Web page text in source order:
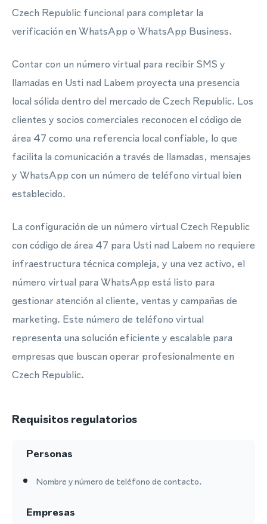
Czech Republic funcional para completar la
verificación en WhatsApp o WhatsApp Business.
Contar con un número virtual para recibir SMS y
llamadas en Usti nad Labem proyecta una presencia
local sólida dentro del mercado de Czech Republic. Los
clientes y socios comerciales reconocen el código de
área 47 como una referencia local confiable, lo que
facilita la comunicación a través de llamadas, mensajes
y WhatsApp con un número de teléfono virtual bien
establecido.
La configuración de un número virtual Czech Republic
con código de área 47 para Usti nad Labem no requiere
infraestructura técnica compleja, y una vez activo, el
número virtual para WhatsApp está listo para
gestionar atención al cliente, ventas y campañas de
marketing. Este número de teléfono virtual
representa una solución eficiente y escalable para
empresas que buscan operar profesionalmente en
Czech Republic.
Requisitos regulatorios
Personas
Nombre y número de teléfono de contacto.
Empresas